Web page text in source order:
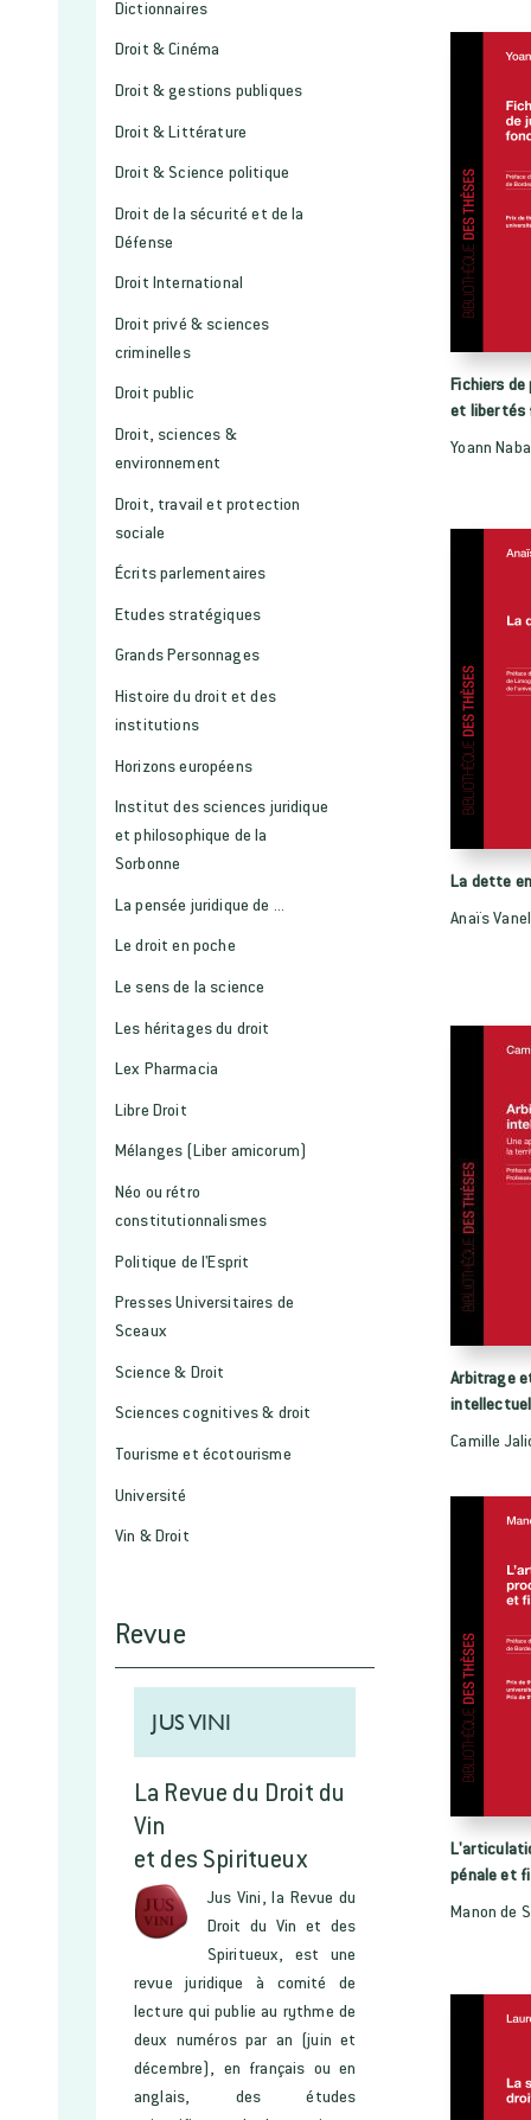
Dictionnaires
Droit & Cinéma
Droit & gestions publiques
Droit & Littérature
Droit & Science politique
Droit de la sécurité et de la
Défense
Droit International
Droit privé & sciences
criminelles
Droit public
Droit, sciences &
environnement
Droit, travail et protection
sociale
Écrits parlementaires
Etudes stratégiques
Grands Personnages
Histoire du droit et des
institutions
Horizons européens
Institut des sciences juridique
et philosophique de la
Sorbonne
La pensée juridique de ...
Le droit en poche
Le sens de la science
Les héritages du droit
Lex Pharmacia
Libre Droit
Mélanges (Liber amicorum)
Néo ou rétro
constitutionnalismes
Politique de l'Esprit
Presses Universitaires de
Sceaux
Science & Droit
Sciences cognitives & droit
Tourisme et écotourisme
Université
Vin & Droit
Revue
JUS VINI
La Revue du Droit du
Vin
et des Spiritueux
Jus Vini, la Revue du
Droit du Vin et des
Spiritueux, est une
revue juridique à comité de
lecture qui publie au rythme de
deux numéros par an (juin et
décembre), en français ou en
anglais, des études
Fichiers
et libertés
Yoann
La dette
Anaïs Vanel
Arbitrage
Camille
pénale et
Manon de